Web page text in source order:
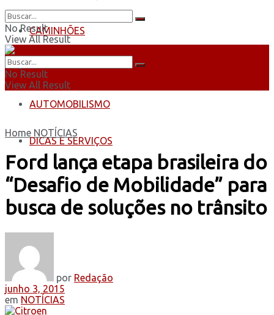
CAMINHÕES
ÔNIBUS
AUTOMOBILISMO
DICAS E SERVIÇOS
No Result
View All Result
No Result
View All Result
Home NOTÍCIAS
Ford lança etapa brasileira do
“Desafio de Mobilidade” para
busca de soluções no trânsito
por Redação
junho 3, 2015
em NOTÍCIAS